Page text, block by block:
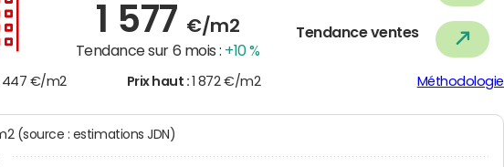
1 577 €/m2
Tendance sur 6 mois : +10 %
Tendance ventes
1 447 €/m2 Prix haut : 1 872 €/m2 Méthodologie
Prix au m2 (source : estimations JDN)